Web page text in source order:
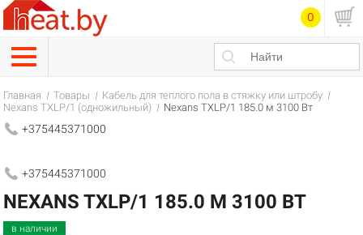
0
Главная Товары
Кабель для теплого пола в стяжку или штробу
Nexans TXLP/1 (одножильный)
Nexans TXLP/1 185.0 м 3100 Вт
+375445371000
+375445371000
NEXANS TXLP/1 185.0 М 3100 ВТ
в наличии